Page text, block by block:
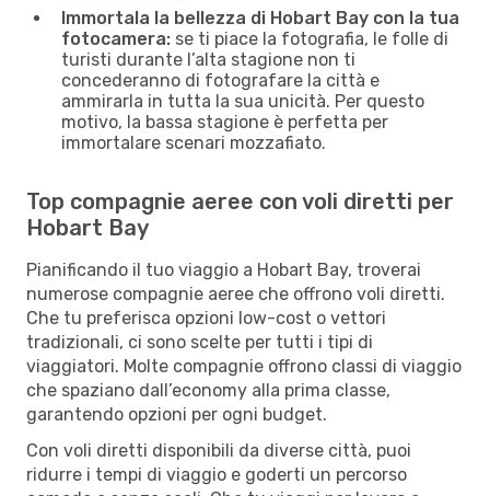
Immortala la bellezza di Hobart Bay con la tua
fotocamera: se ti piace la fotografia, le folle di
turisti durante l’alta stagione non ti
concederanno di fotografare la città e
ammirarla in tutta la sua unicità. Per questo
motivo, la bassa stagione è perfetta per
immortalare scenari mozzafiato.
Top compagnie aeree con voli diretti per
Hobart Bay
Pianificando il tuo viaggio a Hobart Bay, troverai
numerose compagnie aeree che offrono voli diretti.
Che tu preferisca opzioni low-cost o vettori
tradizionali, ci sono scelte per tutti i tipi di
viaggiatori. Molte compagnie offrono classi di viaggio
che spaziano dall’economy alla prima classe,
garantendo opzioni per ogni budget.
Con voli diretti disponibili da diverse città, puoi
ridurre i tempi di viaggio e goderti un percorso